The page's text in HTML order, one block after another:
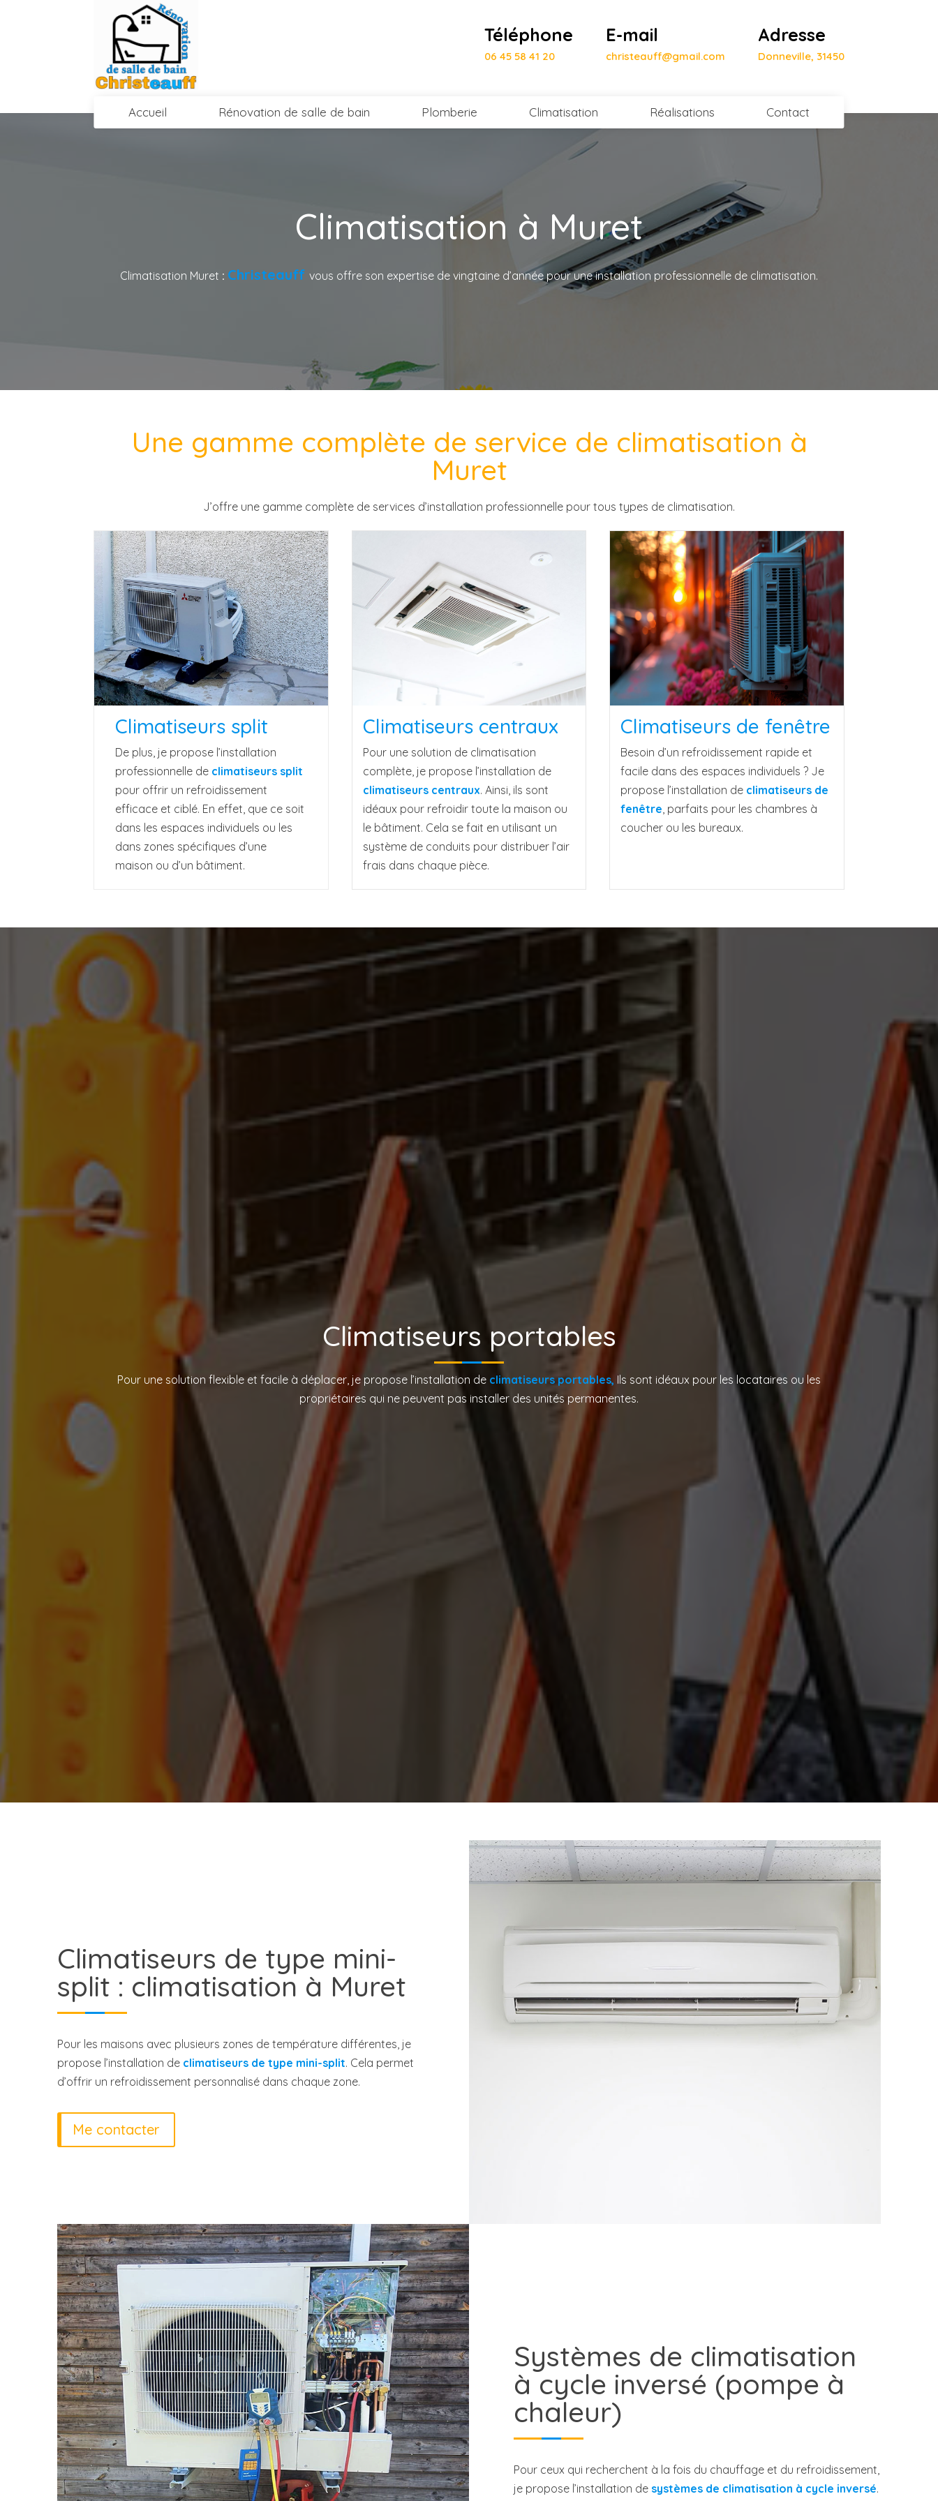
Téléphone
06 45 58 41 20
E-mail
christeauff@gmail.com
Adresse
Donneville, 31450
Accueil Rénovation de salle de bain Plomberie Climatisation Réalisations Contact
Climatisation à Muret
Climatisation Muret : Christeauff vous offre son expertise de vingtaine d’année pour une installation professionnelle de climatisation.
Une gamme complète de service de climatisation à
Muret
J’offre une gamme complète de services d’installation professionnelle pour tous types de climatisation.
Climatiseurs split
De plus, je propose l’installation
professionnelle de climatiseurs split
pour offrir un refroidissement
efficace et ciblé. En effet, que ce soit
dans les espaces individuels ou les
dans zones spécifiques d’une
maison ou d’un bâtiment.
Climatiseurs centraux
Pour une solution de climatisation
complète, je propose l’installation de
climatiseurs centraux. Ainsi, ils sont
idéaux pour refroidir toute la maison ou
le bâtiment. Cela se fait en utilisant un
système de conduits pour distribuer l’air
frais dans chaque pièce.
Climatiseurs de fenêtre
Besoin d’un refroidissement rapide et
facile dans des espaces individuels ? Je
propose l’installation de climatiseurs de
fenêtre , parfaits pour les chambres à
coucher ou les bureaux.
Climatiseurs portables
Pour une solution flexible et facile à déplacer, je propose l’installation de climatiseurs portables, Ils sont idéaux pour les locataires ou les
propriétaires qui ne peuvent pas installer des unités permanentes.
Climatiseurs de type mini-
split : climatisation à Muret
Pour les maisons avec plusieurs zones de température différentes, je
propose l’installation de climatiseurs de type mini-split. Cela permet
d’offrir un refroidissement personnalisé dans chaque zone.
Me contacter
Systèmes de climatisation
à cycle inversé (pompe à
chaleur)
Pour ceux qui recherchent à la fois du chauffage et du refroidissement,
je propose l’installation de systèmes de climatisation à cycle inversé.